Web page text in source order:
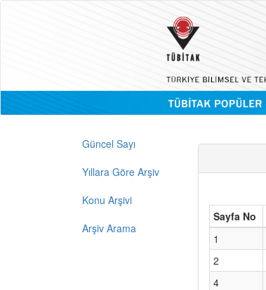
Güncel Sayı
Yıllara Göre Arşiv
Konu Arşivi
Arşiv Arama
Sayfa No
1
2
4